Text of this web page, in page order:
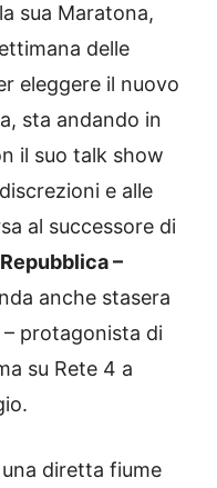
sua Maratona,
delle
eleggere il nuovo
sta andando in
il suo talk show
e alle
al successore di
–
anche stasera
protagonista di
su Rete 4 a
diretta fiume